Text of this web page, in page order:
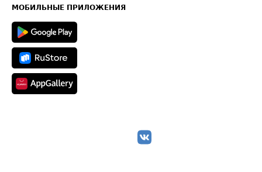
Техническая информация
МОБИЛЬНЫЕ ПРИЛОЖЕНИЯ